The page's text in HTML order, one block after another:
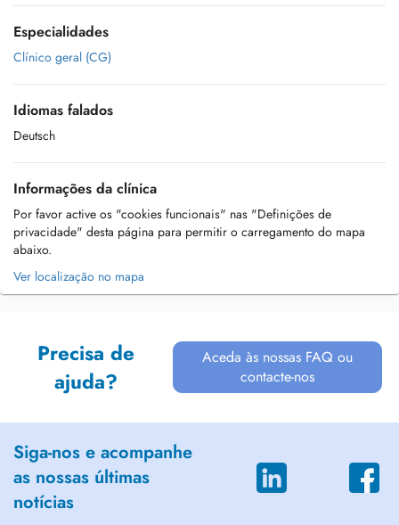
Especialidades
Clínico geral (CG)
Idiomas falados
Deutsch
Informações da clínica
Por favor active os "cookies funcionais" nas "Definições de
privacidade" desta página para permitir o carregamento do mapa
abaixo.
Ver localização no mapa
Precisa de
ajuda?
Aceda às nossas FAQ ou
contacte-nos
Siga-nos e acompanhe
as nossas últimas
notícias